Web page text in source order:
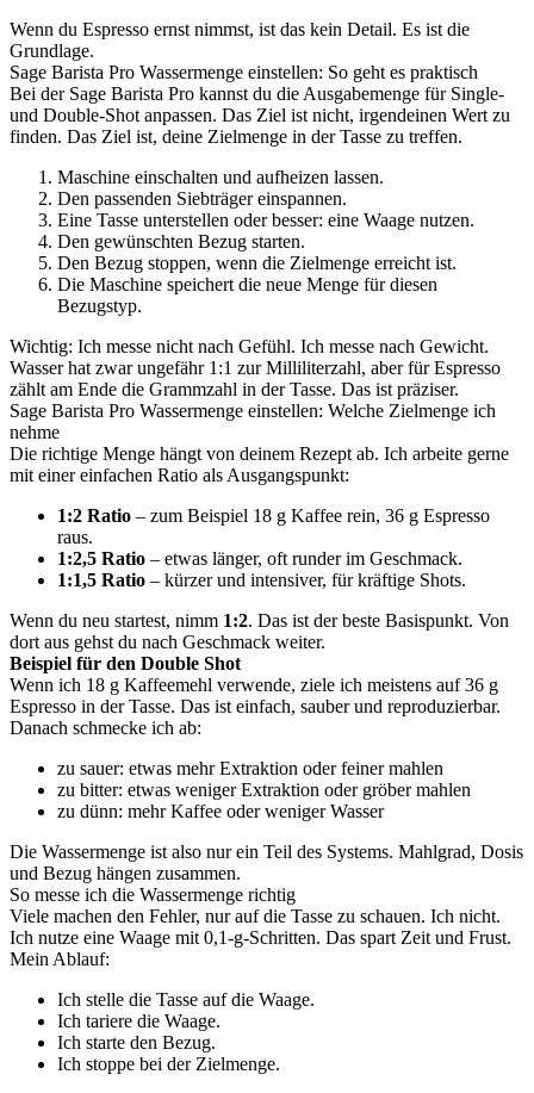
Wenn du Espresso ernst nimmst, ist das kein Detail. Es ist die
Grundlage.
Sage Barista Pro Wassermenge einstellen: So geht es praktisch
Bei der Sage Barista Pro kannst du die Ausgabemenge für Single-
und Double-Shot anpassen. Das Ziel ist nicht, irgendeinen Wert zu
finden. Das Ziel ist, deine Zielmenge in der Tasse zu treffen.
Maschine einschalten und aufheizen lassen.
Den passenden Siebträger einspannen.
Eine Tasse unterstellen oder besser: eine Waage nutzen.
Den gewünschten Bezug starten.
Den Bezug stoppen, wenn die Zielmenge erreicht ist.
Die Maschine speichert die neue Menge für diesen
Bezugstyp.
Wichtig: Ich messe nicht nach Gefühl. Ich messe nach Gewicht.
Wasser hat zwar ungefähr 1:1 zur Milliliterzahl, aber für Espresso
zählt am Ende die Grammzahl in der Tasse. Das ist präziser.
Sage Barista Pro Wassermenge einstellen: Welche Zielmenge ich
nehme
Die richtige Menge hängt von deinem Rezept ab. Ich arbeite gerne
mit einer einfachen Ratio als Ausgangspunkt:
1:2 Ratio – zum Beispiel 18 g Kaffee rein, 36 g Espresso
raus.
1:2,5 Ratio – etwas länger, oft runder im Geschmack.
1:1,5 Ratio – kürzer und intensiver, für kräftige Shots.
Wenn du neu startest, nimm 1:2. Das ist der beste Basispunkt. Von
dort aus gehst du nach Geschmack weiter.
Beispiel für den Double Shot
Wenn ich 18 g Kaffeemehl verwende, ziele ich meistens auf 36 g
Espresso in der Tasse. Das ist einfach, sauber und reproduzierbar.
Danach schmecke ich ab:
zu sauer: etwas mehr Extraktion oder feiner mahlen
zu bitter: etwas weniger Extraktion oder gröber mahlen
zu dünn: mehr Kaffee oder weniger Wasser
Die Wassermenge ist also nur ein Teil des Systems. Mahlgrad, Dosis
und Bezug hängen zusammen.
So messe ich die Wassermenge richtig
Viele machen den Fehler, nur auf die Tasse zu schauen. Ich nicht.
Ich nutze eine Waage mit 0,1-g-Schritten. Das spart Zeit und Frust.
Mein Ablauf:
Ich stelle die Tasse auf die Waage.
Ich tariere die Waage.
Ich starte den Bezug.
Ich stoppe bei der Zielmenge.